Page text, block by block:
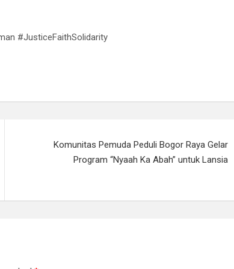
#JusticeFaithSolidarity
Komunitas Pemuda Peduli Bogor Raya Gelar
Program “Nyaah Ka Abah” untuk Lansia